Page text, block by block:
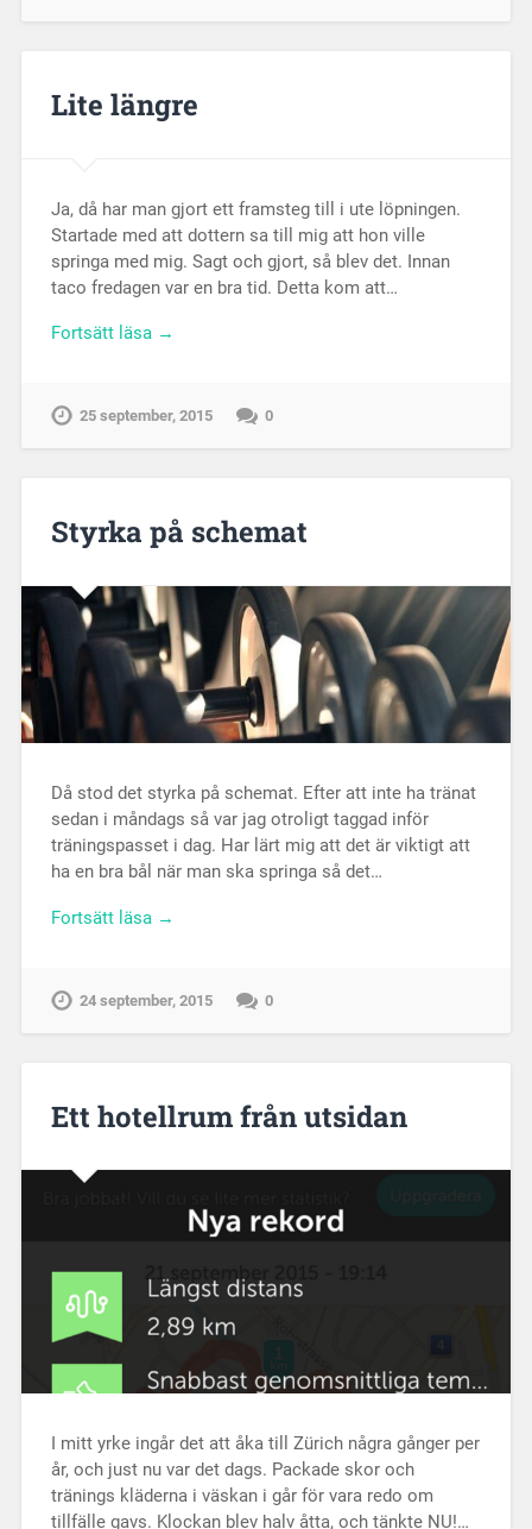
Lite längre
Ja, då har man gjort ett framsteg till i ute löpningen.
Startade med att dottern sa till mig att hon ville
springa med mig. Sagt och gjort, så blev det. Innan
taco fredagen var en bra tid. Detta kom att…
Fortsätt läsa →
25 september, 2015 0
Styrka på schemat
Då stod det styrka på schemat. Efter att inte ha tränat
sedan i måndags så var jag otroligt taggad inför
träningspasset i dag. Har lärt mig att det är viktigt att
ha en bra bål när man ska springa så det…
Fortsätt läsa →
24 september, 2015 0
Ett hotellrum från utsidan
I mitt yrke ingår det att åka till Zürich några gånger per
år, och just nu var det dags. Packade skor och
tränings kläderna i väskan i går för vara redo om
tillfälle gavs. Klockan blev halv åtta, och tänkte NU!…